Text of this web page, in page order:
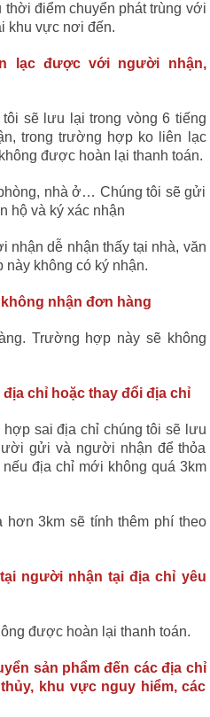
điểm chuyển phát trùng với
khu vực nơi đến.
lạc được với người nhận,
sẽ lưu lại trong vòng 6 tiếng
trong trường hợp ko liên lạc
được hoàn lại thanh toán.
nhà ở… Chúng tôi sẽ gửi
hộ và ký xác nhận
nhận dễ nhận thấy tại nhà, văn
không có ký nhận.
nhận đơn hàng
Trường hợp này sẽ không
chỉ hoặc thay đổi địa chỉ
sai địa chỉ chúng tôi sẽ lưu
gửi và người nhận để thỏa
địa chỉ mới không quá 3km
3km sẽ tính thêm phí theo
người nhận tại địa chỉ yêu
được hoàn lại thanh toán.
sản phẩm đến các địa chỉ
khu vực nguy hiểm, các